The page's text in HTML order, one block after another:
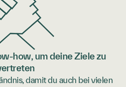
how, um deine Ziele zu
damit du auch bei vielen